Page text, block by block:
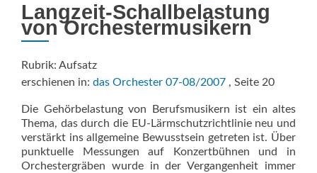
Langzeit-Schallbelastung
von Orchestermusikern
Rubrik: Aufsatz
erschienen in: das Orchester 07-08/2007 , Seite 20
Die Gehörbelastung von Berufsmusikern ist ein altes
Thema, das durch die EU-Lärmschutzrichtlinie neu und
verstärkt ins allgemeine Bewusstsein getreten ist. Über
punktuelle Messungen auf Konzertbühnen und in
Orchestergräben wurde in der Vergangenheit immer